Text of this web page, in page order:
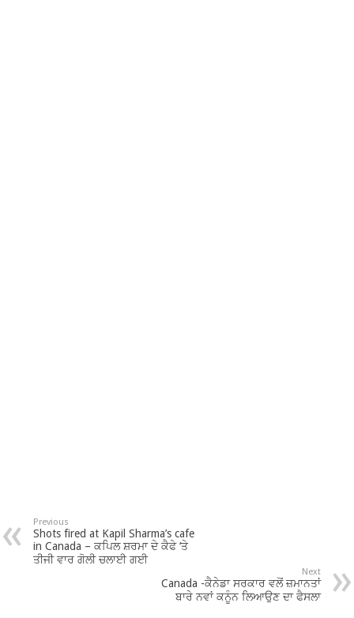
Previous
Shots fired at Kapil Sharma’s cafe
in Canada – ਕਪਿਲ ਸ਼ਰਮਾ ਦੇ ਕੈਫੇ ‘ਤੇ
ਤੀਜੀ ਵਾਰ ਗੋਲੀ ਚਲਾਈ ਗਈ
Next
Canada -ਕੈਨੇਡਾ ਸਰਕਾਰ ਵਲੋਂ ਜ਼ਮਾਨਤਾਂ
ਬਾਰੇ ਨਵਾਂ ਕਨੂੰਨ ਲਿਆਉਣ ਦਾ ਫੈਸਲਾ